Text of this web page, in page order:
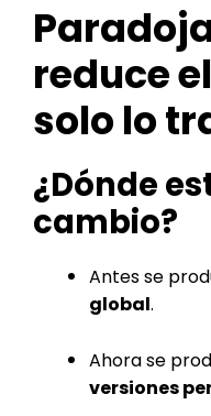
reduce
solo lo
¿Dónde
cambio?
Antes se
global.
Ahora se
versiones